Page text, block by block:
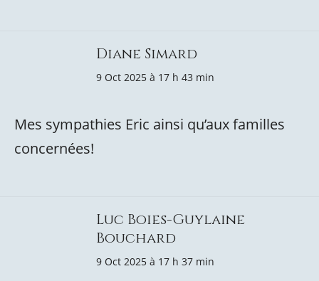
Diane Simard
9 Oct 2025 à 17 h 43 min
Mes sympathies Eric ainsi qu’aux familles
concernées!
Luc Boies-Guylaine
Bouchard
9 Oct 2025 à 17 h 37 min